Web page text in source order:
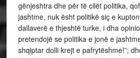
gënjeshtra dhe për të cilët politika,
jashtme, nuk ësht politikë siç e
dallaverë e thjeshtë turke, i dha
pretendojë se politika e jonë e
shqiptar dolli krejt e pafrytëshme!”;